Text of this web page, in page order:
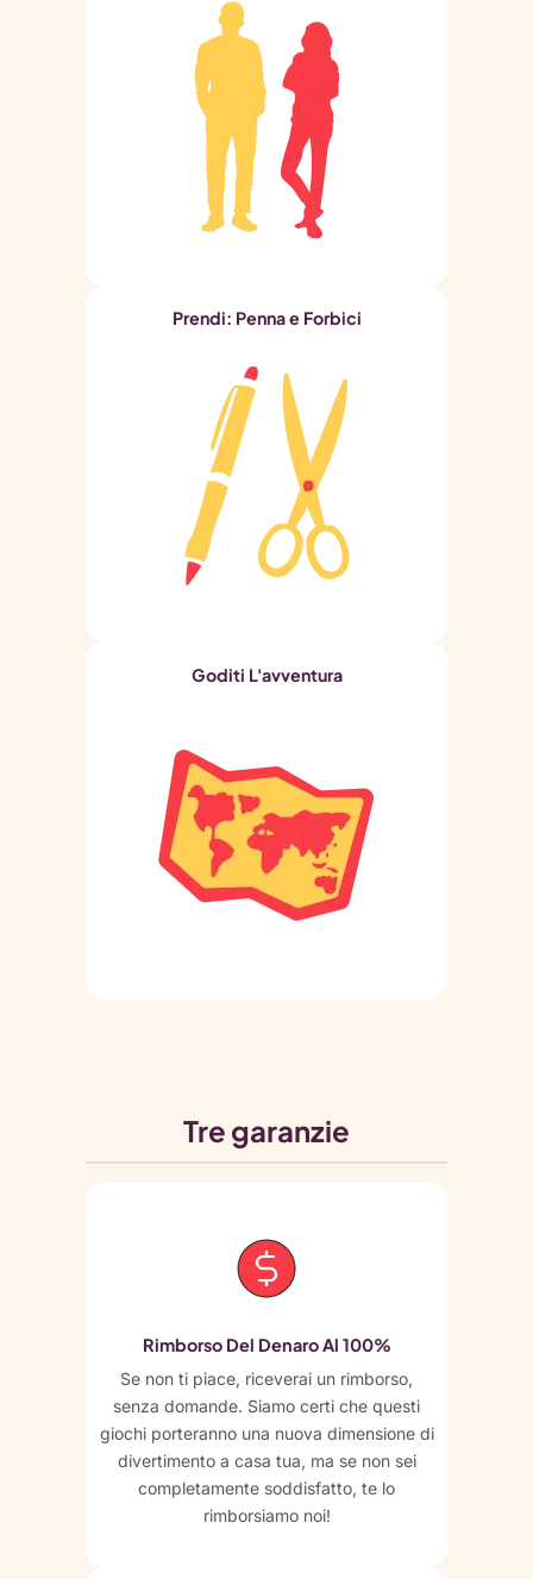
Prendi: Penna e Forbici
Goditi L'avventura
Tre garanzie
Rimborso Del Denaro Al 100%
Se non ti piace, riceverai un rimborso,
senza domande. Siamo certi che questi
giochi porteranno una nuova dimensione di
divertimento a casa tua, ma se non sei
completamente soddisfatto, te lo
rimborsiamo noi!